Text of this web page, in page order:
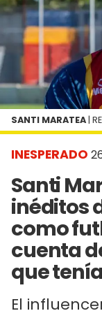
INESPERADO
Santi
inéditos
como
cuenta
que
El
SANTI MARATEA |